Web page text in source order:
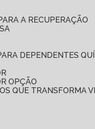
A RECUPERAÇÃO
DEPENDENTES
OPÇÃO
QUE TRANSFORMA